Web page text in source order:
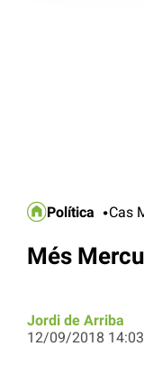
Política Cas
Més
Jordi de Arriba
12/09/2018 14:03